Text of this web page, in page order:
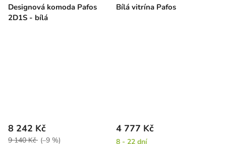
Designová komoda Pafos
2D1S - bílá
Bílá vitrína Pafos
8 242 Kč
9 140 Kč (–9 %)
4 777 Kč
8 - 22 dní